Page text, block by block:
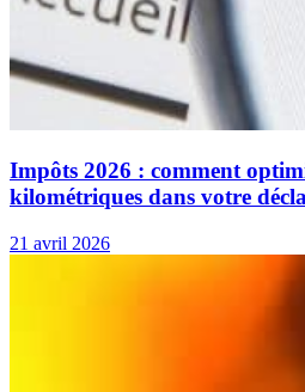
Impôts 2026 : comment
kilométriques dans votre
21 avril 2026